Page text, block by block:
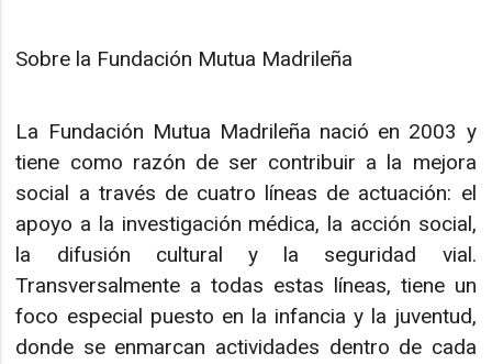
Sobre la Fundación Mutua Madrileña
La Fundación Mutua Madrileña nació en 2003 y
tiene como razón de ser contribuir a la mejora
social a través de cuatro líneas de actuación: el
apoyo a la investigación médica, la acción social,
la difusión cultural y la seguridad vial.
Transversalmente a todas estas líneas, tiene un
foco especial puesto en la infancia y la juventud,
donde se enmarcan actividades dentro de cada